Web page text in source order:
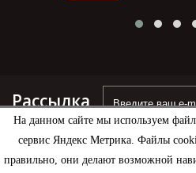
На данном сайте мы используем
сервис Яндекс Метрика. Файлы
правильно, они делают возможной
Рассылка